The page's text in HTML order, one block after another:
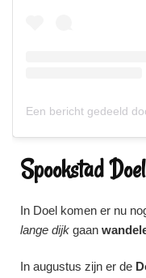
Spookstad
In Doel komen er nu
lange dijk gaan
In augustus zijn er de